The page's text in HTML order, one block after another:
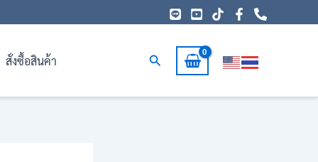
สั่งซื้อสินค้า Search